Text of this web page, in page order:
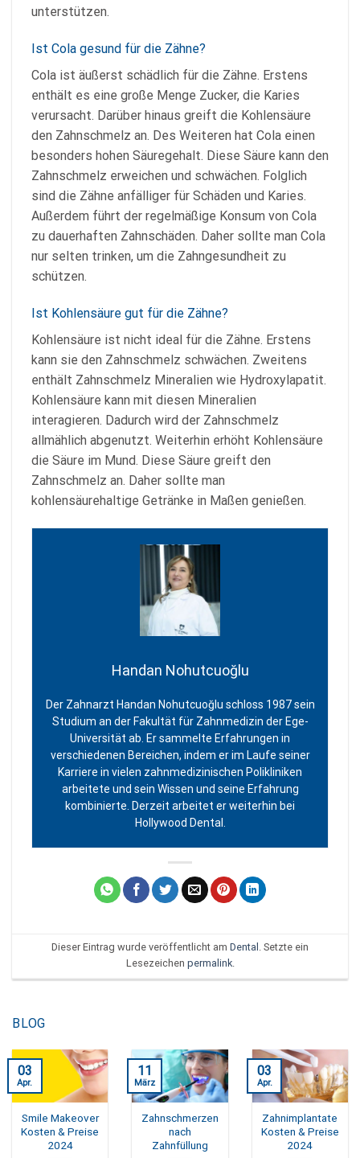
unterstützen.
Ist Cola gesund für die Zähne?
Cola ist äußerst schädlich für die Zähne. Erstens
enthält es eine große Menge Zucker, die Karies
verursacht. Darüber hinaus greift die Kohlensäure
den Zahnschmelz an. Des Weiteren hat Cola einen
besonders hohen Säuregehalt. Diese Säure kann den
Zahnschmelz erweichen und schwächen. Folglich
sind die Zähne anfälliger für Schäden und Karies.
Außerdem führt der regelmäßige Konsum von Cola
zu dauerhaften Zahnschäden. Daher sollte man Cola
nur selten trinken, um die Zahngesundheit zu
schützen.
Ist Kohlensäure gut für die Zähne?
Kohlensäure ist nicht ideal für die Zähne. Erstens
kann sie den Zahnschmelz schwächen. Zweitens
enthält Zahnschmelz Mineralien wie Hydroxylapatit.
Kohlensäure kann mit diesen Mineralien
interagieren. Dadurch wird der Zahnschmelz
allmählich abgenutzt. Weiterhin erhöht Kohlensäure
die Säure im Mund. Diese Säure greift den
Zahnschmelz an. Daher sollte man
kohlensäurehaltige Getränke in Maßen genießen.
Handan Nohutcuoğlu
Der Zahnarzt Handan Nohutcuoğlu schloss 1987 sein
Studium an der Fakultät für Zahnmedizin der Ege-
Universität ab. Er sammelte Erfahrungen in
verschiedenen Bereichen, indem er im Laufe seiner
Karriere in vielen zahnmedizinischen Polikliniken
arbeitete und sein Wissen und seine Erfahrung
kombinierte. Derzeit arbeitet er weiterhin bei
Hollywood Dental.
Dieser Eintrag wurde veröffentlicht am Dental
. Setzte ein
Lesezeichen permalink.
BLOG
Smile Makeover
Kosten & Preise
2024
03
Apr.
Zahnschmerzen
nach
Zahnfüllung
11
März
Zahnimplantate
Kosten & Preise
2024
03
Apr.